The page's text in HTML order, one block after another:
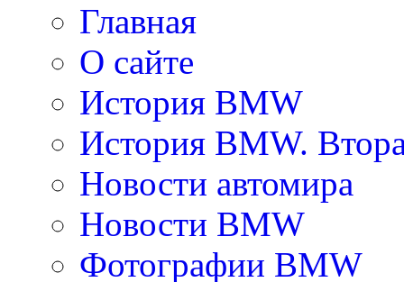
Главная
О сайте
История BMW
История BMW.
Новости автомира
Новости BMW
Фотографии BMW